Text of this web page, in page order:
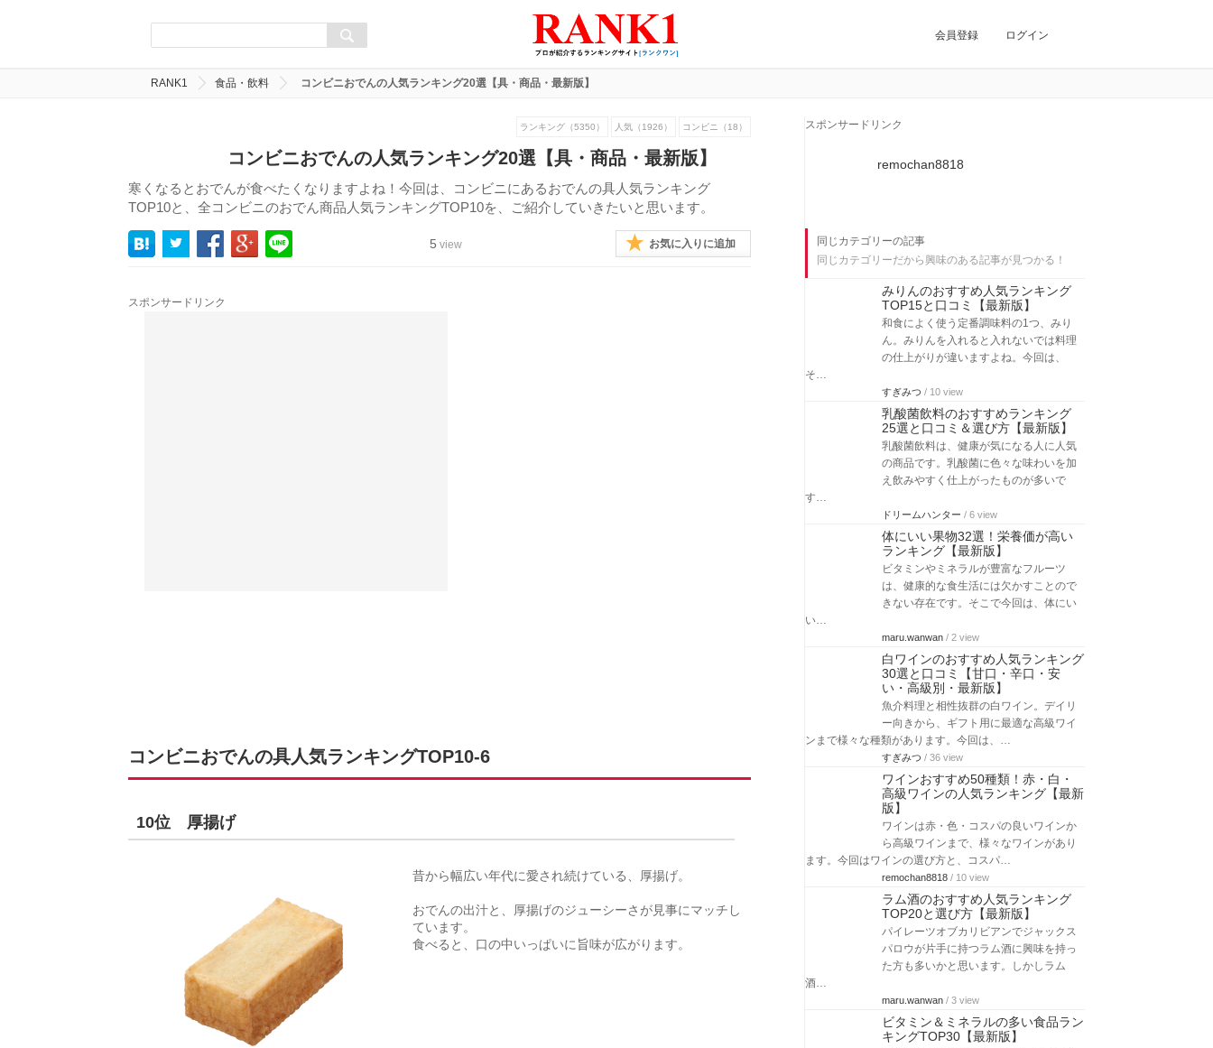
会員登録 ログイン
RANK1 食品・飲料 コンビニおでんの人気ランキング20選【具・商品・最新版】
ランキング（5350） 人気（1926） コンビニ（18）
コンビニおでんの人気ランキング20選【具・商品・最新版】
寒くなるとおでんが食べたくなりますよね！今回は、コンビニにあるおでんの具人気ランキング
TOP10と、全コンビニのおでん商品人気ランキングTOP10を、ご紹介していきたいと思います。
5 view お気に入りに追加
スポンサードリンク
コンビニおでんの具人気ランキングTOP10-6
10位 厚揚げ
昔から幅広い年代に愛され続けている、厚揚げ。
おでんの出汁と、厚揚げのジューシーさが見事にマッチし
ています。
食べると、口の中いっぱいに旨味が広がります。
スポンサードリンク
remochan8818
同じカテゴリーの記事
同じカテゴリーだから興味のある記事が見つかる！
みりんのおすすめ人気ランキング
TOP15と口コミ【最新版】
和食によく使う定番調味料の1つ、みり
ん。みりんを入れると入れないでは料理
の仕上がりが違いますよね。今回は、
そ…
すぎみつ / 10 view
乳酸菌飲料のおすすめランキング
25選と口コミ＆選び方【最新版】
乳酸菌飲料は、健康が気になる人に人気
の商品です。乳酸菌に色々な味わいを加
え飲みやすく仕上がったものが多いで
す…
ドリームハンター / 6 view
体にいい果物32選！栄養価が高い
ランキング【最新版】
ビタミンやミネラルが豊富なフルーツ
は、健康的な食生活には欠かすことので
きない存在です。そこで今回は、体にい
い…
maru.wanwan / 2 view
白ワインのおすすめ人気ランキング
30選と口コミ【甘口・辛口・安
い・高級別・最新版】
魚介料理と相性抜群の白ワイン。デイリ
ー向きから、ギフト用に最適な高級ワイ
ンまで様々な種類があります。今回は、…
すぎみつ / 36 view
ワインおすすめ50種類！赤・白・
高級ワインの人気ランキング【最新
版】
ワインは赤・色・コスパの良いワインか
ら高級ワインまで、様々なワインがあり
ます。今回はワインの選び方と、コスパ…
remochan8818 / 10 view
ラム酒のおすすめ人気ランキング
TOP20と選び方【最新版】
パイレーツオブカリビアンでジャックス
パロウが片手に持つラム酒に興味を持っ
た方も多いかと思います。しかしラム
酒…
maru.wanwan / 3 view
ビタミン＆ミネラルの多い食品ラン
キングTOP30【最新版】